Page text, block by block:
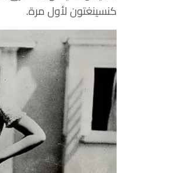
كنسينغتون لأول مرة.